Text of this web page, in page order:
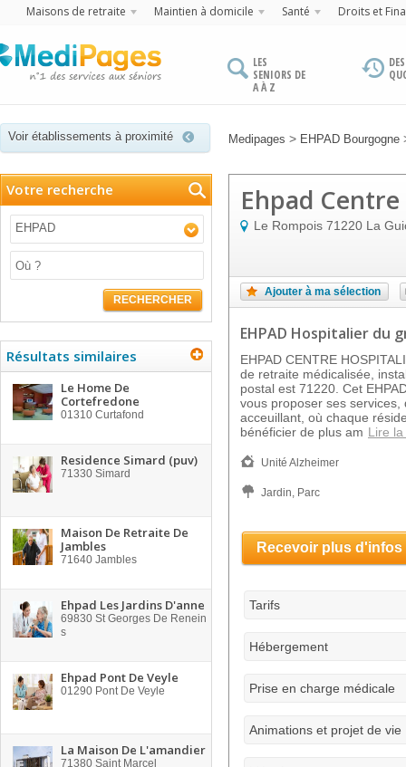
Maisons de retraite Maintien à domicile Santé Droits et
LES
SENIORS DE
A À Z
Voir établissements à proximité Medipages > EHPAD Bourgogne
Votre recherche
EHPAD
RECHERCHER
Résultats similaires
Le Home De
Cortefredone
01310 Curtafond
Residence Simard (puv)
71330 Simard
Maison De Retraite De
Jambles
71640 Jambles
Ehpad Les Jardins D'anne
69830 St Georges De Renein
s
Ehpad Pont De Veyle
01290 Pont De Veyle
La Maison De L'amandier
71380 Saint Marcel
Ehpad
Le Rompois 71220 La
Ajouter à ma sélection
EHPAD Hospitalier du
EHPAD CENTRE
de retraite médicalisée,
postal est 71220. Cet
vous proposer ses
acceuillant, où chaque
bénéficier de plus am Lire
Unité Alzheimer
Jardin, Parc
Recevoir plus d'infos
Tarifs
Hébergement
Prise en charge médicale
Animations et projet de vie